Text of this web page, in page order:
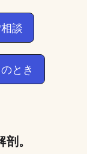
談
とき
。